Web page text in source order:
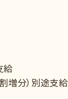
給
増分）別途支給